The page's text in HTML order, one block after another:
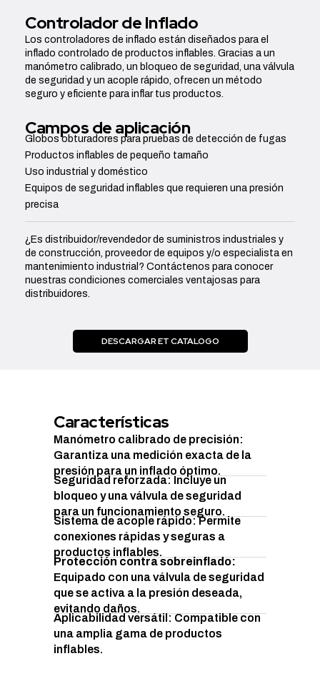
Controlador de Inflado
Los controladores de inflado están diseñados para el
inflado controlado de productos inflables. Gracias a un
manómetro calibrado, un bloqueo de seguridad, una válvula
de seguridad y un acople rápido, ofrecen un método
seguro y eficiente para inflar tus productos.
Campos de aplicación
Globos obturadores para pruebas de detección de fugas
Productos inflables de pequeño tamaño
Uso industrial y doméstico
Equipos de seguridad inflables que requieren una presión
precisa
¿Es distribuidor/revendedor de suministros industriales y
de construcción, proveedor de equipos y/o especialista en
mantenimiento industrial? Contáctenos para conocer
nuestras condiciones comerciales ventajosas para
distribuidores.
DESCARGAR ET CATALOGO
Características
Manómetro calibrado de precisión:
Garantiza una medición exacta de la
presión para un inflado óptimo.
Seguridad reforzada: Incluye un
bloqueo y una válvula de seguridad
para un funcionamiento seguro.
Sistema de acople rápido: Permite
conexiones rápidas y seguras a
productos inflables.
Protección contra sobreinflado:
Equipado con una válvula de seguridad
que se activa a la presión deseada,
evitando daños.
Aplicabilidad versátil: Compatible con
una amplia gama de productos
inflables.